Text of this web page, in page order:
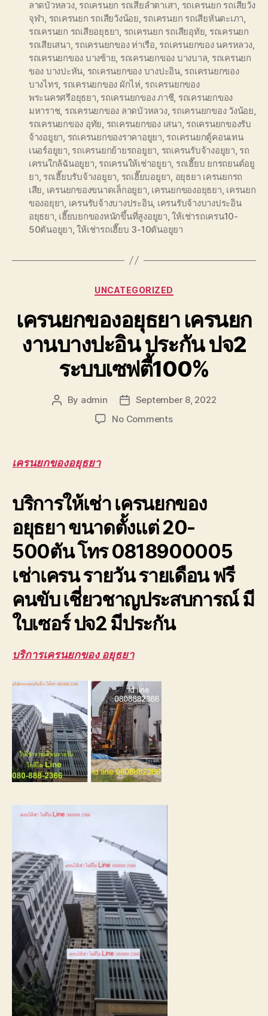
ลาดบัวหลวง, รถเครนยก รถเสียลำตาเสา รถเครนยก รถเสียวัง
จุฬา รถเครนยก รถเสียวังน้อย รถเครนยก รถเสียหันตะเภา
รถเครนยก รถเสียอยุธยา รถเครนยก รถเสียอุทัย รถเครนยก
รถเสียเสนา รถเครนยกของ ท่าเรือ รถเครนยกของ นครหลวง,
รถเครนยกของ บางซ้าย รถเครนยกของ บางบาล รถเครนยก
ของ บางปะหัน รถเครนยกของ บางปะอิน, รถเครนยกของ
บางไทร, รถเครนยกของ ผักไห่ รถเครนยกของ
พระนครศรีอยุธยา รถเครนยกของ ภาชี, รถเครนยกของ
มหาราช, รถเครนยกของ ลาดบัวหลวง, รถเครนยกของ วังน้อย
รถเครนยกของ อุทัย รถเครนยกของ เสนา รถเครนยกของรับ
จ้างอยูยา รถเครนยกของราคาอยูยา รถเครนยกตู้คอนเทน
เนอร์อยูยา รถเครนยกย้ายรถอยูยา รถเครนรับจ้างอยูยา รถ
เครนใกล้ฉันอยูยา รถเครนให้เช่าอยูยา รถเฮี๊ยบ ยกรถยนต์อยู
ยา รถเฮี๊ยบรับจ้างอยูยา รถเฮี๊ยบอยูยา อยุธยา เครนยกรถ
เสีย เครนยกของขนาดเล็กอยูยา เครนยกของอยุธยา เครนยก
ของอยุยา เครนรับจ้างบางประอิน, เครนรับจ้างบางประอิน
อยุธยา เฮี๊ยบยกของหนักขึ้นที่สูงอยูยา ,ให้เช่ารถเครน10-
50ตันอยูยา ,ให้เช่ารถเฮี๊ยบ 3-10ตันอยูยา
Categories
UNCATEGORIZED
เครนยกของอยุธยา เครนยก
งานบางปะอิน ประกัน ปจ2
ระบบเซฟตี้100%
Post
By admin
Post
date
September 8, 2022
No Commentson
ยก
งาน
บางปะอิน
ประกัน
ปจ2
ระบบ
เซฟตี้100%
เครนยกของอยุธยา
บริการให้เช่า เครนยกของ
อยุธยา ขนาดตั้งแต่ 20-
500ตัน โทร 0818900005
เช่าเครน รายวัน รายเดือน ฟรี
คนขับ เชี่ยวชาญประสบการณ์ มี
ใบเซอร์ ปจ2 มีประกัน
บริการเครนยกของ อยุธยา